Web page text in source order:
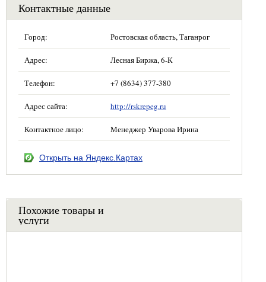
Контактные данные
Город: Ростовская область, Таганрог
Адрес: Лесная Биржа, 6-К
Телефон: +7 (8634) 377-380
Адрес сайта: http://rskrepeg.ru
Контактное лицо: Менеджер Уварова Ирина
Открыть на Яндекс.Картах
Похожие товары и
услуги